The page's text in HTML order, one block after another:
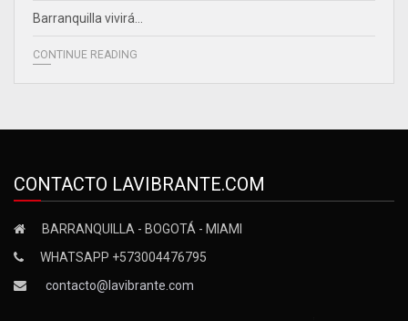
Barranquilla vivirá…
CONTINUE READING
CONTACTO LAVIBRANTE.COM
BARRANQUILLA - BOGOTÁ - MIAMI
WHATSAPP +573004476795
contacto@lavibrante.com